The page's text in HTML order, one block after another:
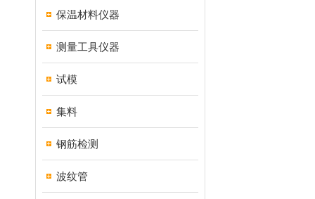
保温材料仪器
测量工具仪器
试模
集料
钢筋检测
波纹管